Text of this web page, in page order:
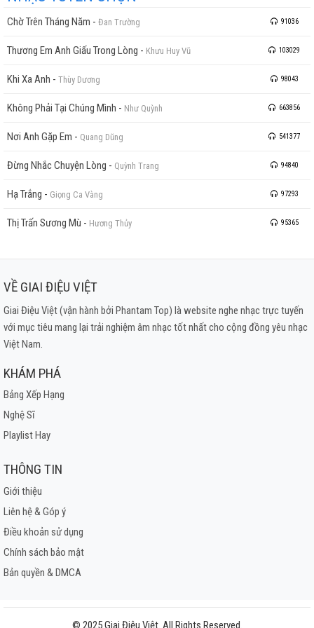
Chờ Trên Tháng Năm - Đan Trường 91036
Thương Em Anh Giấu Trong Lòng - Khưu Huy Vũ 103029
Khi Xa Anh - Thùy Dương 98043
Không Phải Tại Chúng Mình - Như Quỳnh 663856
Nơi Anh Gặp Em - Quang Dũng 541377
Đừng Nhắc Chuyện Lòng - Quỳnh Trang 94840
Hạ Trắng - Giọng Ca Vàng 97293
Thị Trấn Sương Mù - Hương Thủy 95365
VỀ GIAI ĐIỆU VIỆT
Giai Điệu Việt (vận hành bởi Phantam Top) là website nghe nhạc trực tuyến
với mục tiêu mang lại trải nghiệm âm nhạc tốt nhất cho cộng đồng yêu nhạc
Việt Nam.
KHÁM PHÁ
Bảng Xếp Hạng
Nghệ Sĩ
Playlist Hay
THÔNG TIN
Giới thiệu
Liên hệ & Góp ý
Điều khoản sử dụng
Chính sách bảo mật
Bản quyền & DMCA
© 2025 Giai Điệu Việt. All Rights Reserved.